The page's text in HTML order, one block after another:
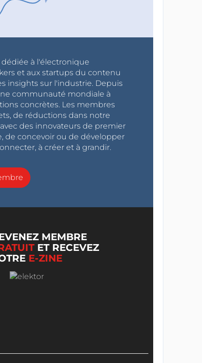
à l'électronique
et aux startups du contenu
insights sur l'industrie. Depuis
communauté mondiale à
concrètes. Les membres
de réductions dans notre
des innovateurs de premier
de concevoir ou de développer
à créer et à grandir.
MEMBRE
ET RECEVEZ
E-ZINE